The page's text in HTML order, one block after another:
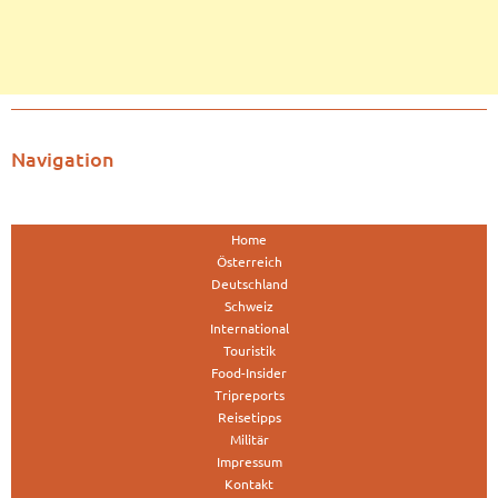
Navigation
Home
Österreich
Deutschland
Schweiz
International
Touristik
Food-Insider
Tripreports
Reisetipps
Militär
Impressum
Kontakt